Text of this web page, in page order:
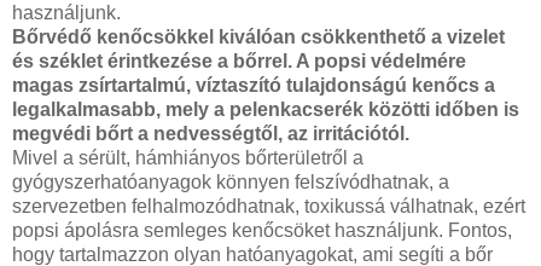
használjunk.
Bőrvédő kenőcsökkel kiválóan csökkenthető a vizelet
és széklet érintkezése a bőrrel. A popsi védelmére
magas zsírtartalmú, víztaszító tulajdonságú kenőcs a
legalkalmasabb, mely a pelenkacserék közötti időben is
megvédi bőrt a nedvességtől, az irritációtól.
Mivel a sérült, hámhiányos bőrterületről a
gyógyszerhatóanyagok könnyen felszívódhatnak, a
szervezetben felhalmozódhatnak, toxikussá válhatnak, ezért
popsi ápolásra semleges kenőcsöket használjunk. Fontos,
hogy tartalmazzon olyan hatóanyagokat, ami segíti a bőr